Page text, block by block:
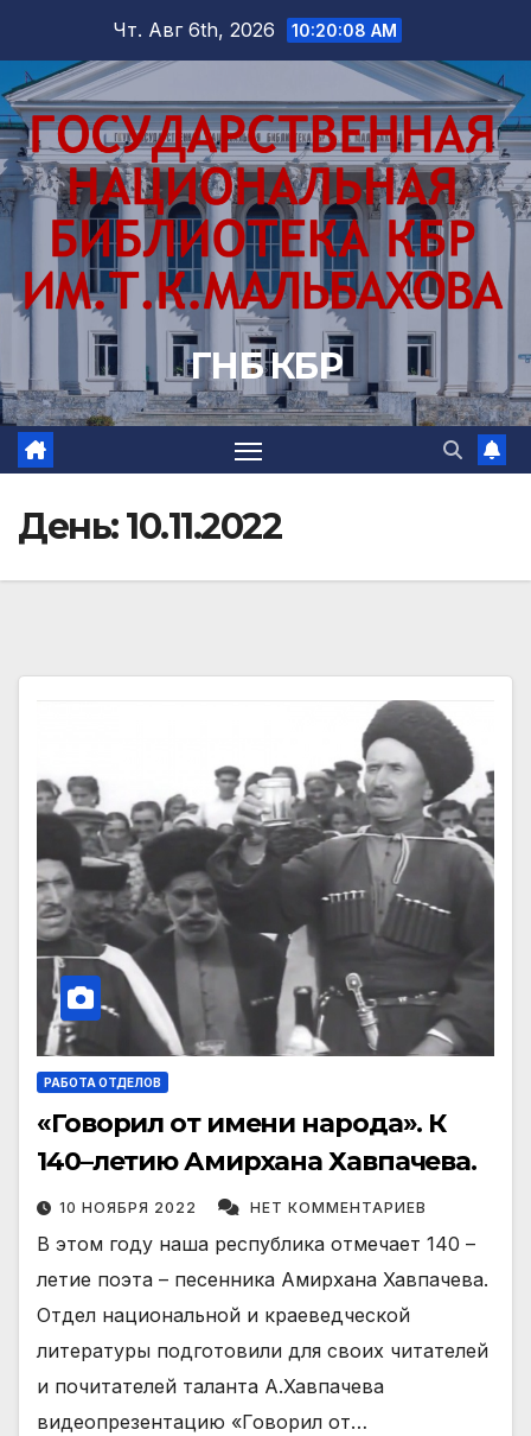
содержимому
Чт. Авг 6th, 2026 10:20:09 AM
ГНБ КБР
День:10.11.2022
РАБОТА ОТДЕЛОВ
«Говорил от имени народа». К
140–летию Амирхана Хавпачева.
10 НОЯБРЯ 2022 НЕТ КОММЕНТАРИЕВ
В этом году наша республика отмечает 140 –
летие поэта – песенника Амирхана Хавпачева.
Отдел национальной и краеведческой
литературы подготовили для своих читателей
и почитателей таланта А.Хавпачева
видеопрезентацию «Говорил от…